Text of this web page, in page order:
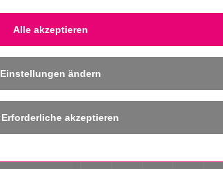
Einstellungen ändern
Dafür